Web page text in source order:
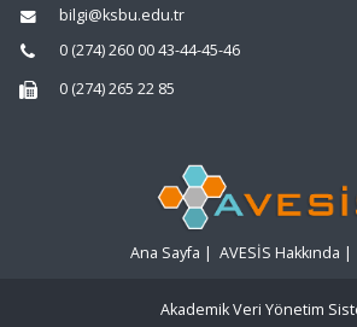
bilgi@ksbu.edu.tr
0 (274) 260 00 43-44-45-46
0 (274) 265 22 85
Ana Sayfa | AVESİS Hakkında |
Akademik Veri Yönetim